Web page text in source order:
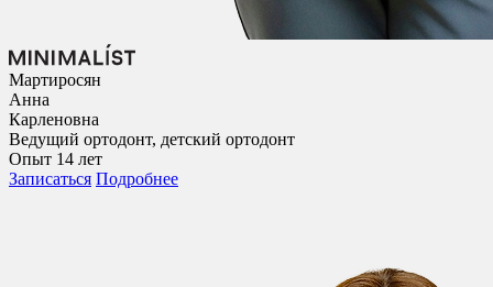
Мартиросян
Анна
Карленовна
Ведущий ортодонт, детский ортодонт
Опыт 14 лет
Записаться Подробнее